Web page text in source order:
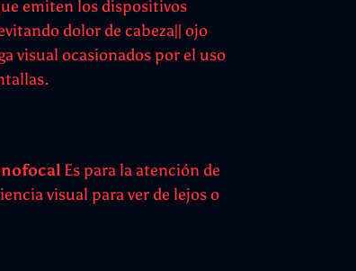
emiten los dispositivos
dolor de cabeza|| ojo
visual ocasionados por el uso
Es para la atención de
visual para ver de lejos o